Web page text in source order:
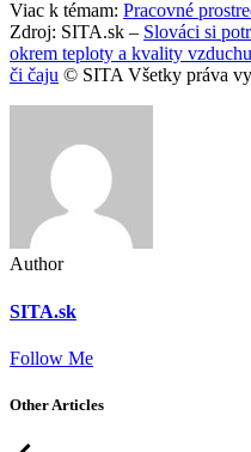
Viac k témam: Pracovné
Zdroj: SITA.sk – Slováci si
okrem teploty a kvality
či čaju © SITA Všetky práva
Author
SITA.sk
Follow Me
Other Articles